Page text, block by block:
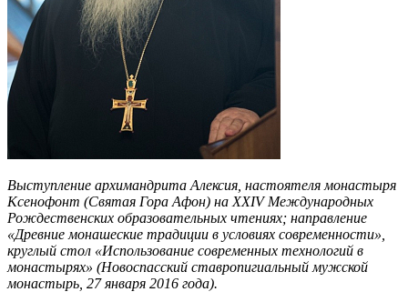
Выступление архимандрита Алексия, настоятеля монастыря
Ксенофонт (Святая Гора Афон) на XXIV Международных
Рождественских образовательных чтениях; направление
«Древние монашеские традиции в условиях современности»,
круглый стол «Использование современных технологий в
монастырях» (Новоспасский ставропигиальный мужской
монастырь, 27 января 2016 года).